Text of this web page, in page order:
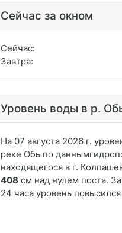
Сейчас за окном
Сейчас:
Завтра:
Уровень воды в р.